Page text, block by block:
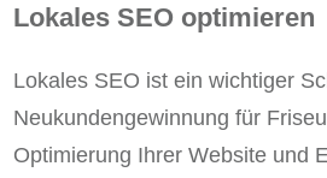
Lokales SEO optimieren
Lokales SEO ist ein wichtiger
Neukundengewinnung für
Optimierung Ihrer Website und